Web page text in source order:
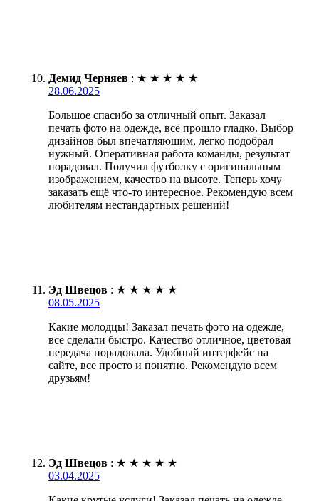
Демид Черняев : ★ ★ ★ ★ ★
28.06.2025
Большое спасибо за отличный опыт. Заказал
печать фото на одежде, всё прошло гладко. Выбор
дизайнов был впечатляющим, легко подобрал
нужный. Оперативная работа команды, результат
порадовал. Получил футболку с оригинальным
изображением, качество на высоте. Теперь хочу
заказать ещё что-то интересное. Рекомендую всем
любителям нестандартных решений!
Эд Швецов : ★ ★ ★ ★ ★
08.05.2025
Какие молодцы! Заказал печать фото на одежде,
все сделали быстро. Качество отличное, цветовая
передача порадовала. Удобный интерфейс на
сайте, все просто и понятно. Рекомендую всем
друзьям!
Эд Швецов : ★ ★ ★ ★ ★
03.04.2025